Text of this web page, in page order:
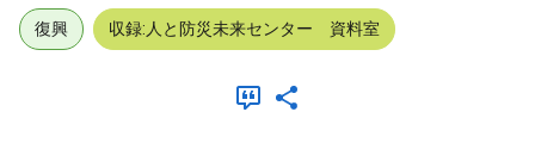
復興 収録:人と防災未来センター 資料室